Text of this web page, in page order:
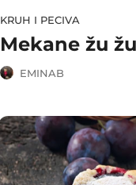
KRUH I PECIVA
Mekane žu
EMINAB